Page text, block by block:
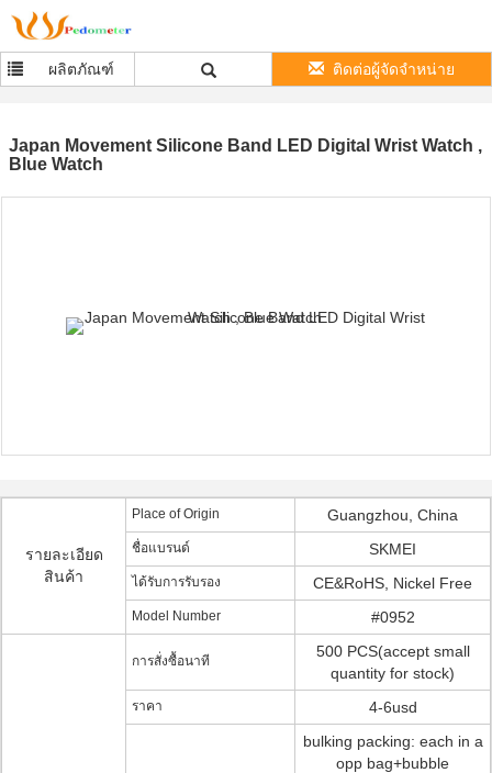
ผลิตภัณฑ์ ติดต่อผู้จัดจำหน่าย
Japan Movement Silicone Band LED Digital Wrist Watch ,
Blue Watch
รายละเอียด
สินค้า
Place of Origin Guangzhou, China
ชื่อแบรนด์ SKMEI
ได้รับการรับรอง CE&RoHS, Nickel Free
Model Number #0952
การสั่งซื้อนาที
500 PCS(accept small
quantity for stock)
ราคา 4-6usd
bulking packing: each in a
opp bag+bubble